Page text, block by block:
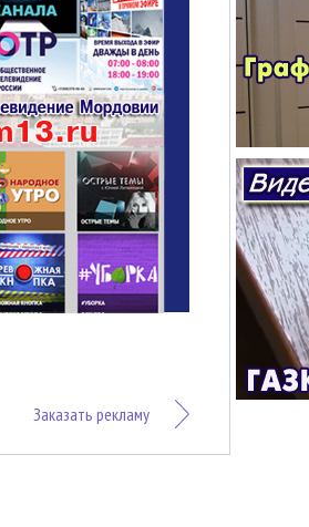
Заказать рекламу